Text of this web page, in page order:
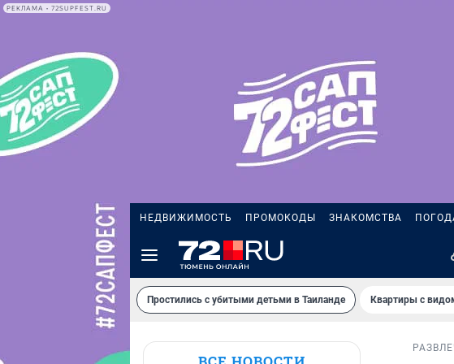
РЕКЛАМА • 72SUPFEST.RU
НЕДВИЖИМОСТЬ ПРОМОКОДЫ ЗНАКОМСТВА
Простились с убитыми детьми в Таиланде Квартиры с